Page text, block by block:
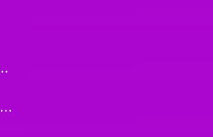
PHẨM
DỤNG CỤ VỆ SINH